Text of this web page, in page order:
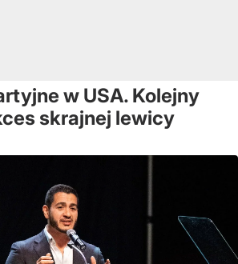
w USA. Kolejny
skrajnej lewicy